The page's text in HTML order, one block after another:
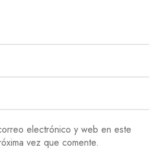
electrónico y web en este
vez que comente.